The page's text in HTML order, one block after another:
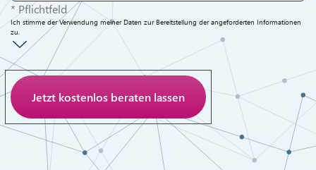
* Pflichtfeld
Ich stimme der Verwendung meiner Daten zur Bereitstellung der angeforderten Informationen
zu.
Anti-Roboter-Verifizierung
Hier klicken